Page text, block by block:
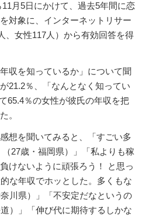
月5日にかけて、過去5年間に恋
対象に、インターネットリサー
、女性117人）から有効回答を得
収を知っているか」について聞
21.2％、「なんとなく知ってい
65.4％の女性が彼氏の年収を把
。
想を聞いてみると、「すごい多
27歳・福岡県）」「私よりも稼
けないように頑張ろう！ と思っ
な年収でホッとした。多くもな
川県）」「不安定だなというの
）」「伸び代に期待するしかな